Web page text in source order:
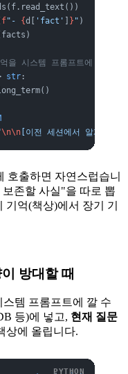
f"- {d[ 'fact' } " )
시스템 프롬프트에 주입
str :
\n\n [이전 세션에서 알게 된
호출하면 자연스럽습니
존할 사실"을 따로 뽑
억(책상)에서 장기 기
방대할 때
템 프롬프트에 깔 수
등)에 넣고, 현재 질문
상에 올립니다.